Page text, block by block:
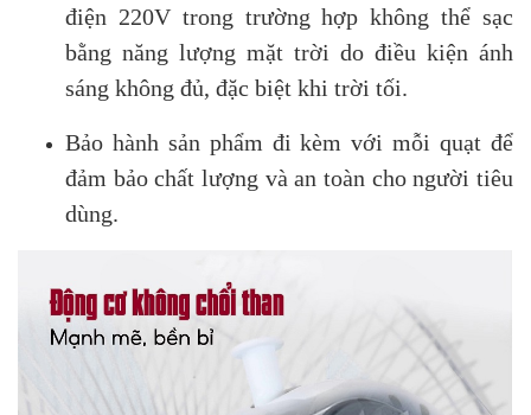
điện 220V trong trường hợp không thể sạc
bằng năng lượng mặt trời do điều kiện ánh
sáng không đủ, đặc biệt khi trời tối.
Bảo hành sản phẩm đi kèm với mỗi quạt để
đảm bảo chất lượng và an toàn cho người tiêu
dùng.